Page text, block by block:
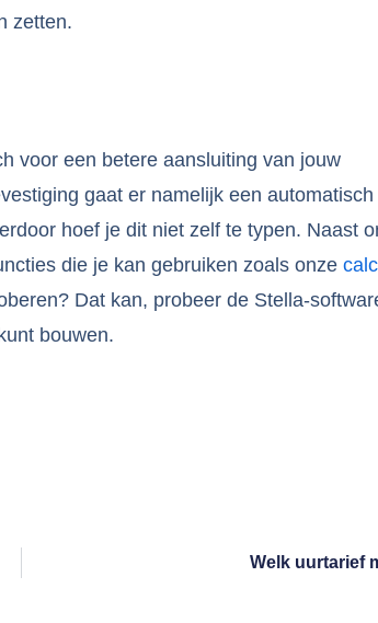
zetten.
voor een betere aansluiting van jouw
gaat er namelijk een automatisch
hoef je dit niet zelf te typen. Naast
die je kan gebruiken zoals onze
Dat kan, probeer de Stella-
bouwen.
Welk uurtarief